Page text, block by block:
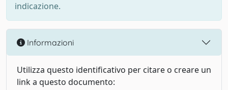
indicazione.
Informazioni
Utilizza questo identificativo per citare o creare un
link a questo documento: